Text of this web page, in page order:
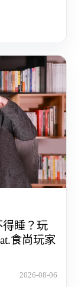
得睡？玩
食尚玩家
2026-08-06